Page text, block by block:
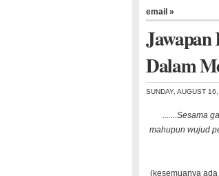
email »
Jawapan
Dalam
SUNDAY, AUGUST
.......Sesama
mahupun wujud
(kesemuanya